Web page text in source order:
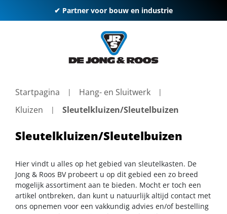
✔ Partner voor bouw en industrie
Startpagina
Hang- en Sluitwerk
Kluizen
Sleutelkluizen/Sleutelbuizen
Sleutelkluizen/Sleutelbuizen
Hier vindt u alles op het gebied van sleutelkasten. De
Jong & Roos BV probeert u op dit gebied een zo breed
mogelijk assortiment aan te bieden. Mocht er toch een
artikel ontbreken, dan kunt u natuurlijk altijd contact met
ons opnemen voor een vakkundig advies en/of bestelling